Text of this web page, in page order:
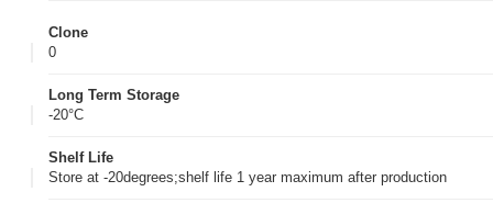
Clone
0
Long Term Storage
-20°C
Shelf Life
Store at -20degrees;shelf life 1 year maximum after production